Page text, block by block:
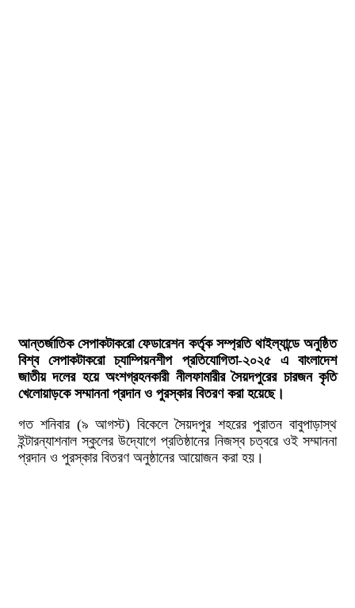
আন্তর্জাতিক সেপাকটাকরো ফেডারেশন কর্তৃক সম্প্রতি থাইল্যান্ডে অনুষ্ঠিত
বিশ্ব সেপাকটাকরো চ্যাম্পিয়নশীপ প্রতিযোগিতা-২০২৫ এ বাংলাদেশ
জাতীয় দলের হয়ে অংশগ্রহনকারী নীলফামারীর সৈয়দপুরের চারজন কৃতি
খেলোয়াড়কে সম্মাননা প্রদান ও পুরস্কার বিতরণ করা হয়েছে।
গত শনিবার (৯ আগস্ট) বিকেলে সৈয়দপুর শহরের পুরাতন বাবুপাড়াস্থ
ইন্টারন্যাশনাল স্কুলের উদ্যোগে প্রতিষ্ঠানের নিজস্ব চত্বরে ওই সম্মাননা
প্রদান ও পুরস্কার বিতরণ অনুষ্ঠানের আয়োজন করা হয়।